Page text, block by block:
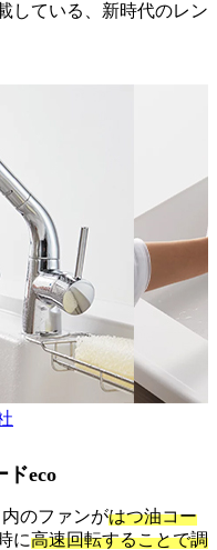
している、新時代のレン
eco
のファンがはつ油コー
に高速回転することで調